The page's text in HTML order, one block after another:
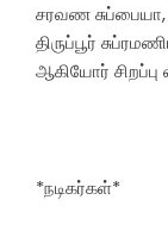
சரவண
திருப்பூர்
ஆகியோர்
*நடிகர்கள்*